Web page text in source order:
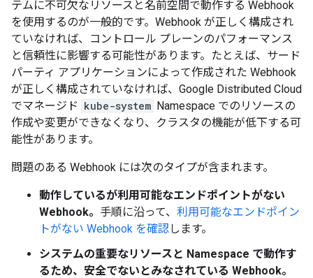
テムに不可欠なリソースと名前空間で動作する Webhook
を使用するのが一般的です。Webhook が正しく構成され
ていなければ、コントロール プレーンのパフォーマンス
と信頼性に影響する可能性があります。たとえば、サード
パーティ アプリケーションによって作成された Webhook
が正しく構成されていなければ、Google Distributed Cloud
でマネージド kube-system Namespace でのリソースの
作成や変更ができなくなり、クラスタの機能が低下する可
能性があります。
問題のある Webhook には次のタイプが含まれます。
動作しているが利用可能なエンドポイントがない
Webhook。 手順に沿って、 利用可能なエンドポイン
トがない Webhook を確認します。
システムの重要なリソースと Namespace で動作す
るため、安全でないとみなされている Webhook。